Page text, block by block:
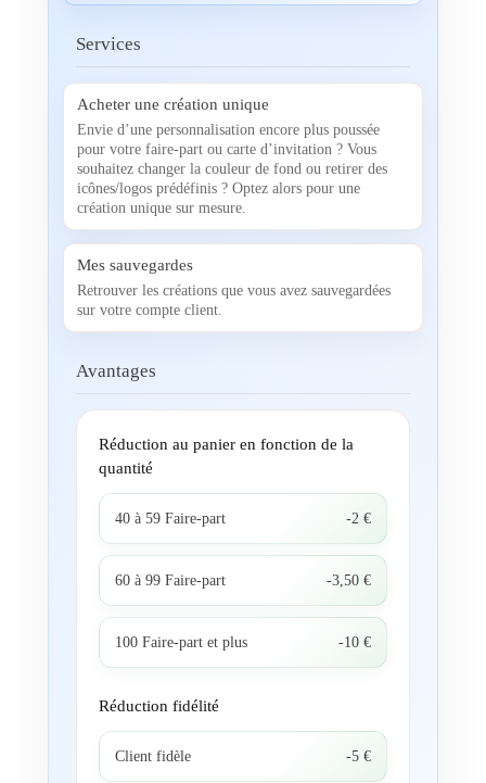
Services
Acheter une création unique
Envie d’une personnalisation encore plus poussée
pour votre faire-part ou carte d’invitation ? Vous
souhaitez changer la couleur de fond ou retirer des
icônes/logos prédéfinis ? Optez alors pour une
création unique sur mesure.
Mes sauvegardes
Retrouver les créations que vous avez sauvegardées
sur votre compte client.
Avantages
Réduction au panier en fonction de la
quantité
40 à 59 Faire-part -2 €
60 à 99 Faire-part -3,50 €
100 Faire-part et plus -10 €
Réduction fidélité
Client fidèle -5 €